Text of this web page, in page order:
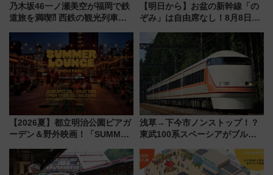
乃木坂46一ノ瀬美空が福岡で鉄
道旅を満喫⁈ 西鉄の観光列車
CHIKUGO」で巡る福岡･太宰
府･柳川の旅！YouTubeが公開
に
【明日から】お盆の新幹線「の
ぞみ」は自由席なし！8月8日午
せば空きが見つかることも 混
雑避ける「空席」探しのコツ
【2026夏】都立明治公園ビアガ
ーデン＆野外映画！「SUMMER
ケジュール 夜風とビール、映画
を満喫！
浅草→下今市ノンストップ！？
東武100系スペーシアがブルー
ー当時の停車駅」を再現 運転
時刻や特急券の買い方を紹介